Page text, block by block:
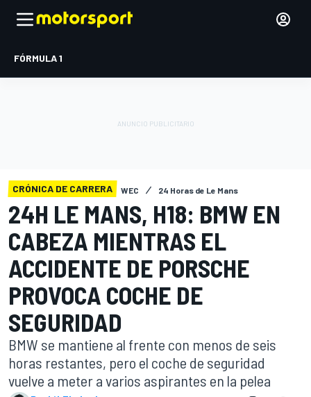
FÓRMULA 1
CRÓNICA DE CARRERA WEC 24 Horas de Le Mans
24H LE MANS, H18: BMW EN
CABEZA MIENTRAS EL
ACCIDENTE DE PORSCHE
PROVOCA COCHE DE
SEGURIDAD
BMW se mantiene al frente con menos de seis
horas restantes, pero el coche de seguridad
vuelve a meter a varios aspirantes en la pelea